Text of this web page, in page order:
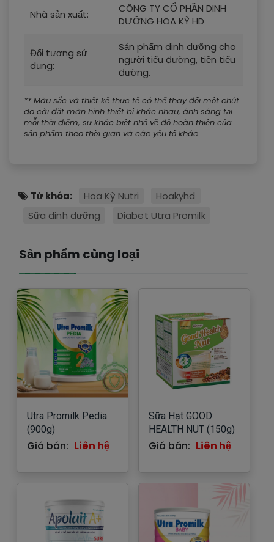
Nhà sản xuất:
CÔNG TY CỔ PHẦN DINH
DƯỠNG HOA KỲ HD
Đối tượng sử
dụng:
Sản phẩm dinh dưỡng cho
người tiểu đường, tiền tiểu
đường.
** Màu sắc và thiết kế thực tế có thể thay đổi một chút
do cài đặt màn hình thiết bị khác nhau, ánh sáng tại
mỗi thời điểm, sự khác biệt nhỏ về độ hoàn thiện của
sản phẩm theo thời gian và các yếu tố khác.
Từ khóa: Hoa Kỳ Nutri
Hoakyhd
Sữa dinh dưỡng
Diabet Utra Promilk
Sản phẩm cùng loại
Utra Promilk Pedia
(900g)
Giá bán: Liên hệ
Sữa Hạt GOOD
HEALTH NUT (150g)
Giá bán: Liên hệ